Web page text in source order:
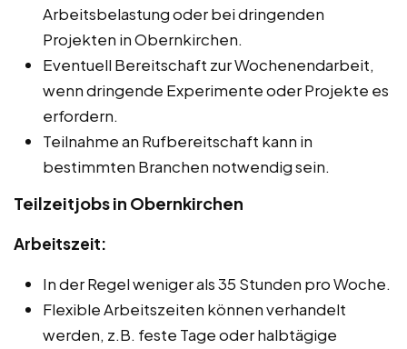
Arbeitsbelastung oder bei dringenden
Projekten in Obernkirchen.
Eventuell Bereitschaft zur Wochenendarbeit,
wenn dringende Experimente oder Projekte es
erfordern.
Teilnahme an Rufbereitschaft kann in
bestimmten Branchen notwendig sein.
Teilzeitjobs in Obernkirchen
Arbeitszeit:
In der Regel weniger als 35 Stunden pro Woche.
Flexible Arbeitszeiten können verhandelt
werden, z.B. feste Tage oder halbtägige